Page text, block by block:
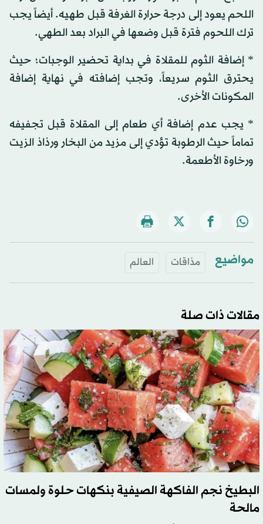
اللحم يعود إلى درجة حرارة الغرفة قبل طهيه. أيضاً يجب
ترك اللحوم فترة قبل وضعها في البراد بعد الطهي.
* إضافة الثوم للمقلاة في بداية تحضير الوجبات؛ حيث
يحترق الثوم سريعاً، وتجب إضافته في نهاية إضافة
المكونات الأخرى.
* يجب عدم إضافة أي طعام إلى المقلاة قبل تجفيفه
تماماً حيث الرطوبة تؤدي إلى مزيد من البخار ورذاذ الزيت
ورخاوة الأطعمة.
مواضيع مذاقات العالم
مقالات ذات صلة
البطيخ نجم الفاكهة الصيفية بنكهات حلوة ولمسات
مالحة